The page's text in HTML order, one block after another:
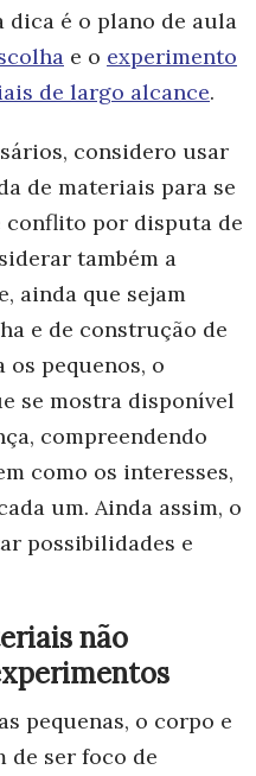
dica é o plano de aula
e o experimento
de largo alcance.
considero usar
de materiais para se
conflito por disputa de
também a
ainda que sejam
e de construção de
pequenos, o
se mostra disponível
compreendendo
como os interesses,
um. Ainda assim, o
possibilidades e
não
pequenas, o corpo e
de ser foco de